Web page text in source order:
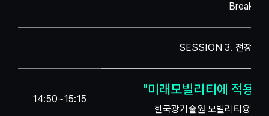
Break
SESSION 3. 전장산
14:50~15:15
"미래모빌리티에 적용
한국광기술원 모빌리티융합